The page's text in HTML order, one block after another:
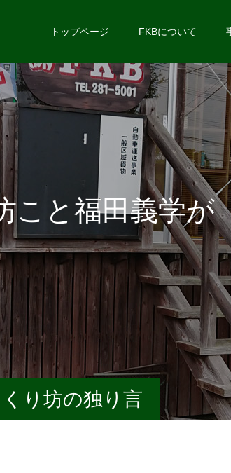
トップページ FKBについて
くり坊の独り言
こ と 福田 義学が
型 トラックの旅